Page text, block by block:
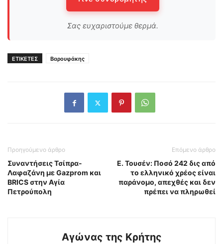
Σας ευχαριστούμε θερμά.
ΕΤΙΚΕΤΕΣ Βαρουφάκης
Προηγούμενο άρθρο
Συναντήσεις Τσίπρα-
Λαφαζάνη με Gazprom και
BRICS στην Αγία
Πετρούπολη
Επόμενο άρθρο
Ε. Τουσέν: Ποσό 242 δις από
το ελληνικό χρέος είναι
παράνομο, απεχθές και δεν
πρέπει να πληρωθεί
Αγώνας της Κρήτης